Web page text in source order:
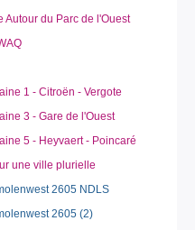
Autour du Parc de l'Ouest
1 - Citroën - Vergote
3 - Gare de l'Ouest
5 - Heyvaert - Poincaré
une ville plurielle
2605 NDLS
2605 (2)